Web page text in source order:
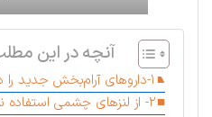
آنچه در این
۱-داروهای آرام‌بخش جدید را در پرواز امتحان نکنید
۲- از لنزهای چشمی استفاده نکنید